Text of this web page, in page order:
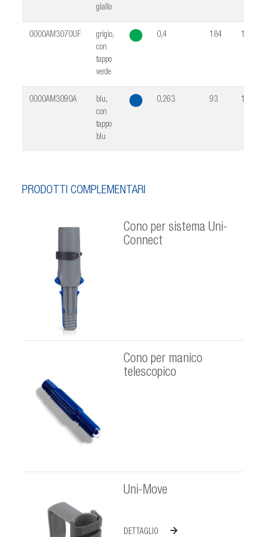
giallo
0000AM3070UF
grigio,
con
tappo
verde
0,4 184 10
0000AM3090A
blu,
con
tappo
blu
0,263 93 10
PRODOTTI COMPLEMENTARI
Cono per sistema Uni-
Connect
Cono per manico
telescopico
Uni-Move
DETTAGLIO